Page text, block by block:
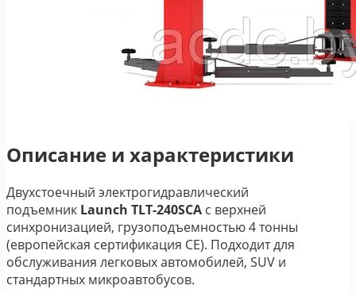
Описание и характеристики
Двухстоечный электрогидравлический
подъемник Launch TLT-240SCA с верхней
синхронизацией, грузоподъемностью 4 тонны
(европейская сертификация CE). Подходит для
обслуживания легковых автомобилей, SUV и
стандартных микроавтобусов.